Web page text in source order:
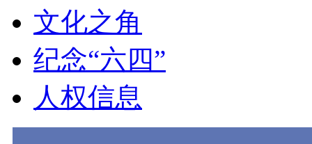
文化之角
纪念“六四”
人权信息